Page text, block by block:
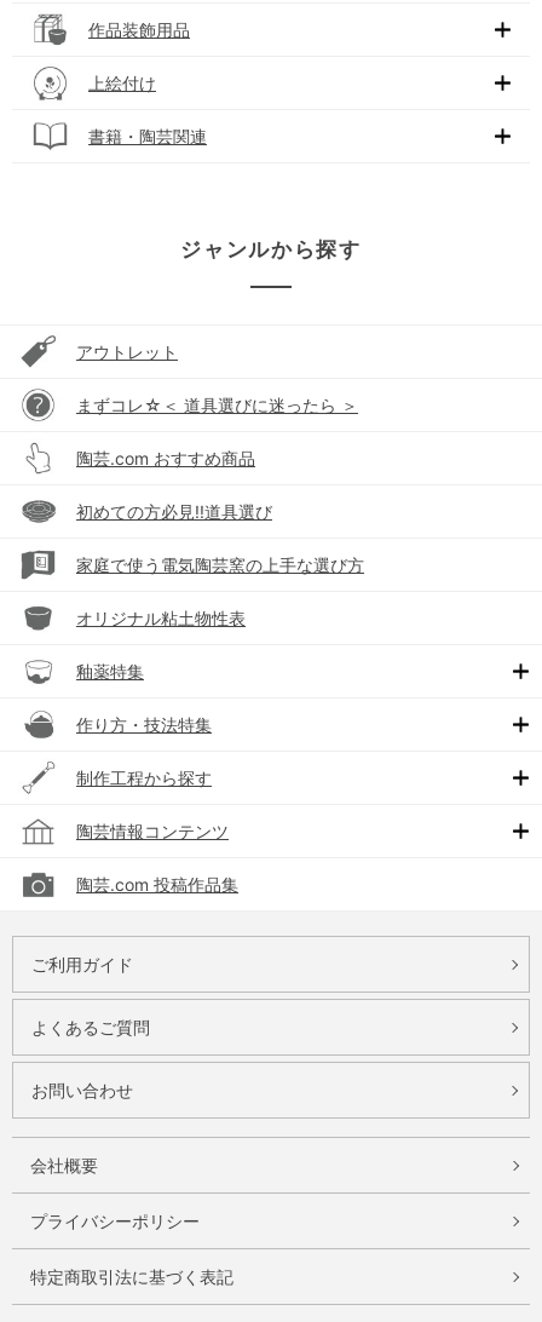
作品装飾用品
上絵付け
書籍・陶芸関連
ジャンルから探す
アウトレット
まずコレ☆＜ 道具選びに迷ったら ＞
陶芸.com おすすめ商品
初めての方必見!!道具選び
家庭で使う電気陶芸窯の上手な選び方
オリジナル粘土物性表
釉薬特集
作り方・技法特集
制作工程から探す
陶芸情報コンテンツ
陶芸.com 投稿作品集
ご利用ガイド
よくあるご質問
お問い合わせ
会社概要
プライバシーポリシー
特定商取引法に基づく表記